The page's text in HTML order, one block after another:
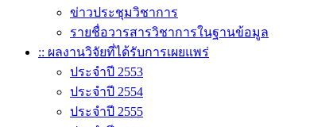
ข่าวประชุมวิชาการ
รายชื่อวารสารวิชาการในฐานข้อมูล
:: ผลงานวิจัยที่ได้รับการเผยแพร่
ประจำปี 2553
ประจำปี 2554
ประจำปี 2555